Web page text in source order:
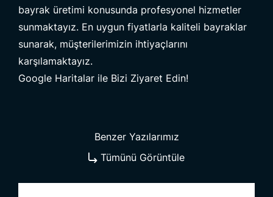
bayrak üretimi konusunda profesyonel hizmetler
sunmaktayız. En uygun fiyatlarla kaliteli bayraklar
sunarak, müşterilerimizin ihtiyaçlarını
karşılamaktayız.
Google Haritalar ile Bizi Ziyaret Edin!
Benzer Yazılarımız
Tümünü Görüntüle